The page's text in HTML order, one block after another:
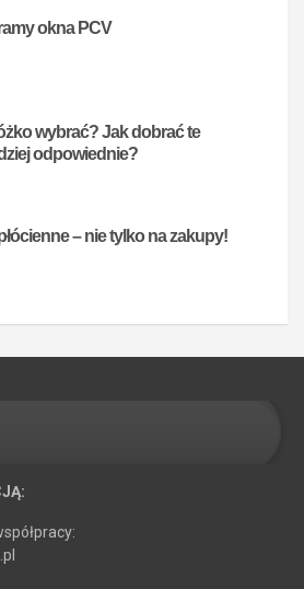
okna PCV
wybrać? Jak dobrać te
odpowiednie?
– nie tylko na zakupy!